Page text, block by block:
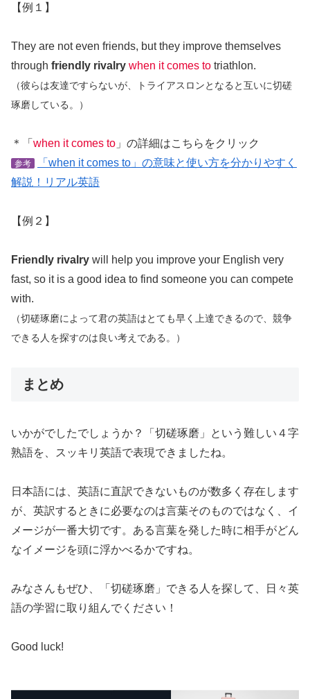
【例１】
They are not even friends, but they improve themselves
through friendly rivalry when it comes to triathlon.
（彼らは友達ですらないが、トライアスロンとなると互いに切磋
琢磨している。）
＊「 when it comes to 」の詳細はこちらをクリック
参考
「when it comes to」の意味と使い方を分かりやすく
解説！リアル英語
【例２】
Friendly rivalry will help you improve your English very
fast, so it is a good idea to find someone you can compete
with.
（切磋琢磨によって君の英語はとても早く上達できるので、競争
できる人を探すのは良い考えである。）
まとめ
いかがでしたでしょうか？「切磋琢磨」という難しい４字
熟語を、スッキリ英語で表現できましたね。
日本語には、英語に直訳できないものが数多く存在します
が、英訳するときに必要なのは言葉そのものではなく、イ
メージが一番大切です。ある言葉を発した時に相手がどん
なイメージを頭に浮かべるかですね。
みなさんもぜひ、「切磋琢磨」できる人を探して、日々英
語の学習に取り組んでください！
Good luck!